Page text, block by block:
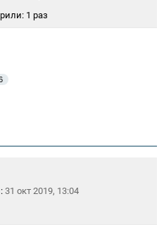
1 раз
31 окт 2019, 13:04